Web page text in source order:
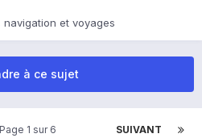
navigation et voyages
à ce sujet
SUIVANT
Page 1 sur 6